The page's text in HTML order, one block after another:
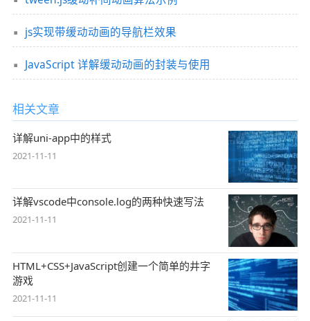
js实现带缓动动画的导航栏效果
JavaScript 详解缓动动画的封装与使用
相关文章
详解uni-app中的样式
2021-11-11
详解vscode中console.log的两种快速写法
2021-11-11
HTML+CSS+JavaScript创建一个简单的井字
游戏
2021-11-11